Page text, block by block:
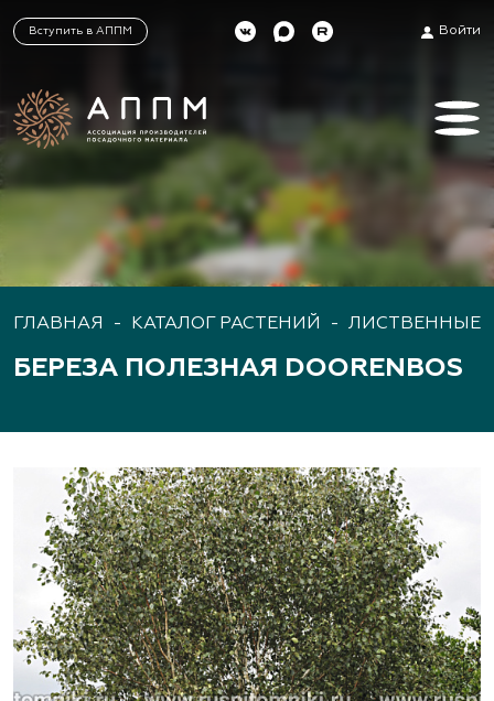
Вступить в АППМ Войти
ГЛАВНАЯ - КАТАЛОГ РАСТЕНИЙ - ЛИСТВЕННЫЕ
БЕРЕЗА ПОЛЕЗНАЯ DOORENBOS